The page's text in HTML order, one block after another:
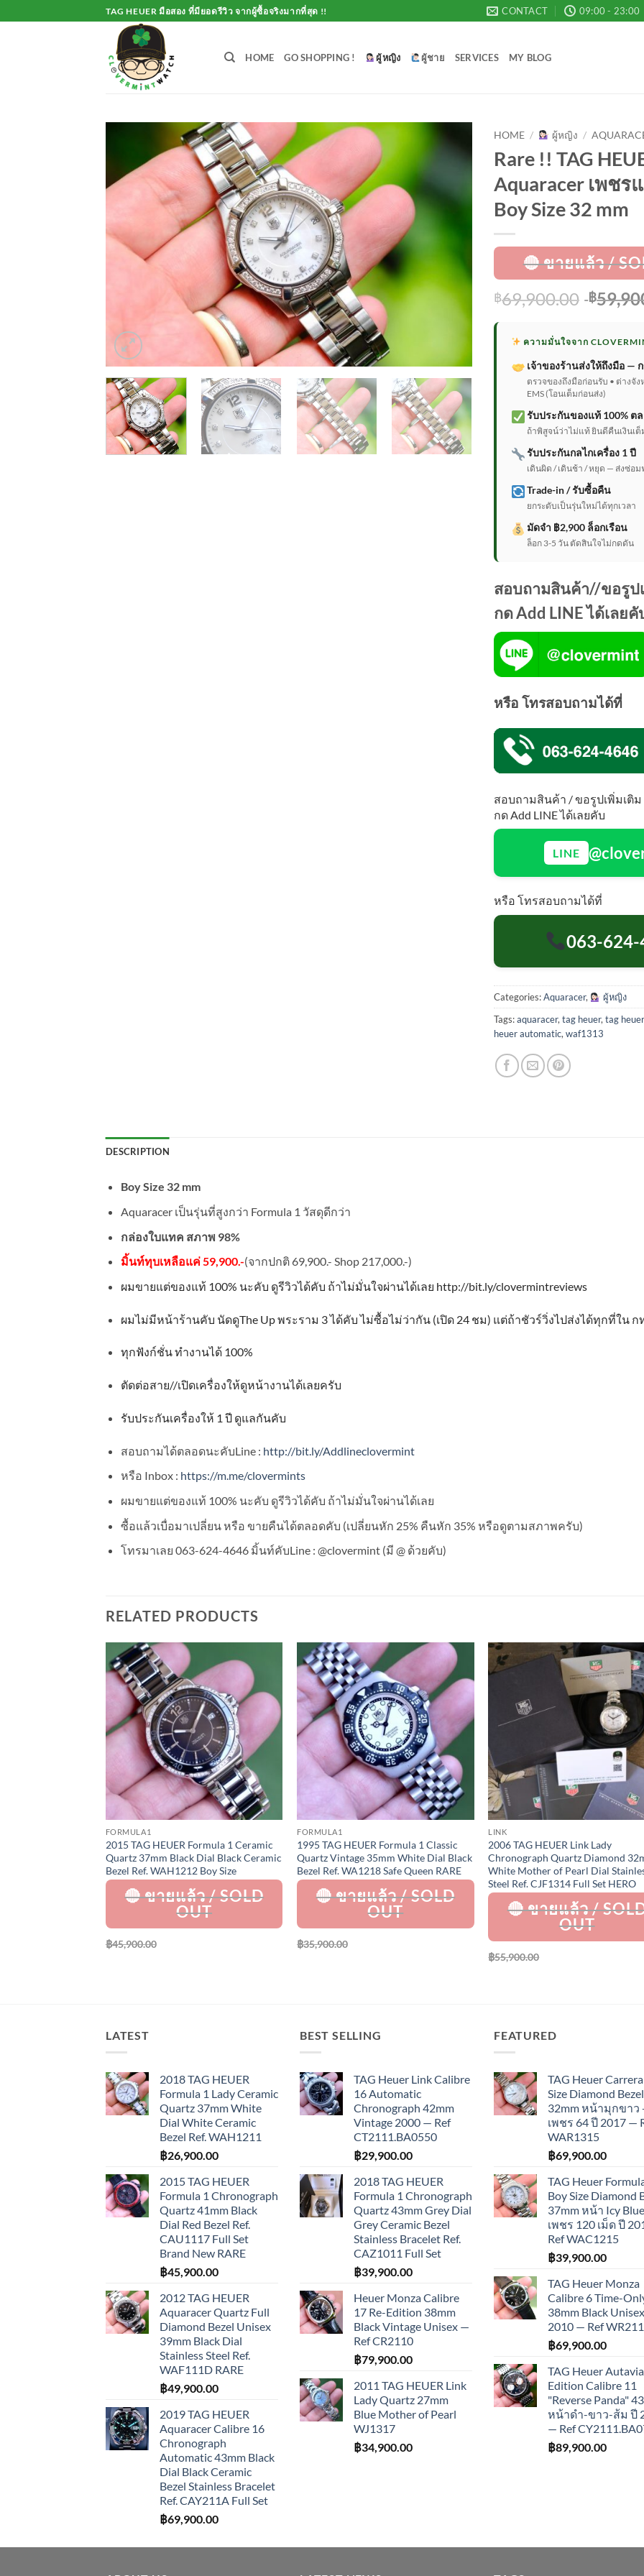
to
TAG HEUER มือสอง ที่มียอดรีวิว จากผู้ซื้อจริงมากที่สุด !! CONTACT 09:00 - 23:00
HOME GO SHOPPING ! ผู้หญิง ผู้ชาย SERVICES MY BLOG
HOME / ผู้หญิง /
Rare !! TAG
Aquaracer เพชร
Boy Size 32 mm
฿69,900.00
price
฿
฿
ความมั่นใจจาก
เจ้าของร้านส่งให้ถึงมือ —
ตรวจของถึงมือก่อนรับ • ต่างจั
EMS (โอนเต็มก่อนส่ง)
รับประกันของแท้ 100% ต
ถ้าพิสูจน์ว่าไม่แท้ ยินดีคืนเงินเ
รับประกันกลไกเครื่อง 1 ปี
เดินผิด / เดินช้า / หยุด — ส่งซ่อม
Trade-in / รับซื้อคืน
ยกระดับเป็นรุ่นใหม่ได้ทุกเวลา
มัดจำ ฿2,900 ล็อกเรือน
ล็อก 3-5 วัน ตัดสินใจไม่กดดัน
สอบถามสินค้า//ขอรูป
กด Add LINE ได้เลยคั
หรือ โทรสอบถามได้ที่
สอบถามสินค้า / ขอรูปเพิ่มเติม
กด Add LINE ได้เลยคับ
LINE
หรือ โทรสอบถามได้ที่
063-624-
Categories:Aquaracer,
ผู้หญิง
Tags:aquaracer,tag heuer,tag
heuer automatic,waf1313
DESCRIPTION
Boy Size 32 mm
Aquaracer เป็นรุ่นที่สูงกว่า Formula 1 วัสดุดีกว่า
กล่องใบแทค สภาพ 98%
มิ้นท์ทุบเหลือแค่ 59,900.-(จากปกติ 69,900.- Shop 217,000.-)
ผมขายแต่ของแท้100% นะคับ ดูรีวิวได้คับ ถ้าไม่มั่นใจผ่านได้เลย http://bit.ly/clovermintreviews
ผมไม่มีหน้าร้านคับ นัดดูThe Upพระราม 3ได้คับ ไม่ซื้อไม่ว่ากัน(เปิด24 ชม) แต่ถ้าชัวร์วิ่งไปส่งได้ทุกที่ใน ก
ทุกฟังก์ชั่น ทำงานได้100%
ตัดต่อสาย//เปิดเครื่องให้ดูหน้างานได้เลยครับ
รับประกันเครื่องให้1 ปี ดูแลกันคับ
สอบถามได้ตลอดนะคับLine : http://bit.ly/Addlineclovermint
หรือ Inbox : https://m.me/clovermints
ผมขายแต่ของแท้ 100% นะคับ ดูรีวิวได้คับ ถ้าไม่มั่นใจผ่านได้เลย
ซื้อแล้วเบื่อมาเปลี่ยน หรือ ขายคืนได้ตลอดคับ (เปลี่ยนหัก 25% คืนหัก 35% หรือดูตามสภาพครับ)
โทรมาเลย 063-624-4646 มิ้นท์คับLine : @clovermint (มี @ ด้วยคับ)
RELATED PRODUCTS
Add to
Wishlist
FORMULA1
2015 TAG HEUER Formula 1 Ceramic
Quartz 37mm Black Dial Black Ceramic
Bezel Ref. WAH1212 Boy Size
฿45,900.00
Add to
Wishlist
FORMULA1
1995 TAG HEUER Formula 1 Classic
Quartz Vintage 35mm White Dial Black
Bezel Ref. WA1218 Safe Queen RARE
฿35,900.00
LINK
2006 TAG HEUER Link Lady
Chronograph Quartz Diamond
White Mother of Pearl Dial
Steel Ref. CJF1314 Full Set HERO
฿55,900.00
LATEST
2018 TAG HEUER
Formula 1 Lady Ceramic
Quartz 37mm White
Dial White Ceramic
Bezel Ref. WAH1211
฿26,900.00
2015 TAG HEUER
Formula 1 Chronograph
Quartz 41mm Black
Dial Red Bezel Ref.
CAU1117 Full Set
Brand New RARE
฿45,900.00
2012 TAG HEUER
Aquaracer Quartz Full
Diamond Bezel Unisex
39mm Black Dial
Stainless Steel Ref.
WAF111D RARE
฿49,900.00
2019 TAG HEUER
Aquaracer Calibre 16
Chronograph
Automatic 43mm Black
Dial Black Ceramic
Bezel Stainless Bracelet
Ref. CAY211A Full Set
฿69,900.00
BEST SELLING
TAG Heuer Link Calibre
16 Automatic
Chronograph 42mm
Vintage 2000 — Ref
CT2111.BA0550
฿29,900.00
2018 TAG HEUER
Formula 1 Chronograph
Quartz 43mm Grey Dial
Grey Ceramic Bezel
Stainless Bracelet Ref.
CAZ1011 Full Set
฿39,900.00
Heuer Monza Calibre
17 Re-Edition 38mm
Black Vintage Unisex —
Ref CR2110
฿79,900.00
2011 TAG HEUER Link
Lady Quartz 27mm
Blue Mother of Pearl
WJ1317
฿34,900.00
FEATURED
TAG Heuer
Size Diamond Bezel
32mm หน้ามุกขาว
เพชร 64 ปี 2017 —
WAR1315
฿69,900.00
TAG Heuer
Boy Size Diamond
37mm หน้า Icy
เพชร 120 เม็ด ปี
Ref WAC1215
฿39,900.00
TAG Heuer Monza
Calibre 6 Time-
38mm Black
2010 — Ref
฿69,900.00
TAG Heuer
Edition Calibre 11
"Reverse Panda"
หน้าดำ-ขาว-ส้ม ปี
— Ref
฿89,900.00